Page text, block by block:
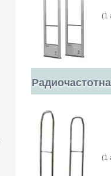
(1
(1